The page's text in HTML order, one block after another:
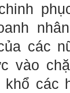
các
vào
khổ các